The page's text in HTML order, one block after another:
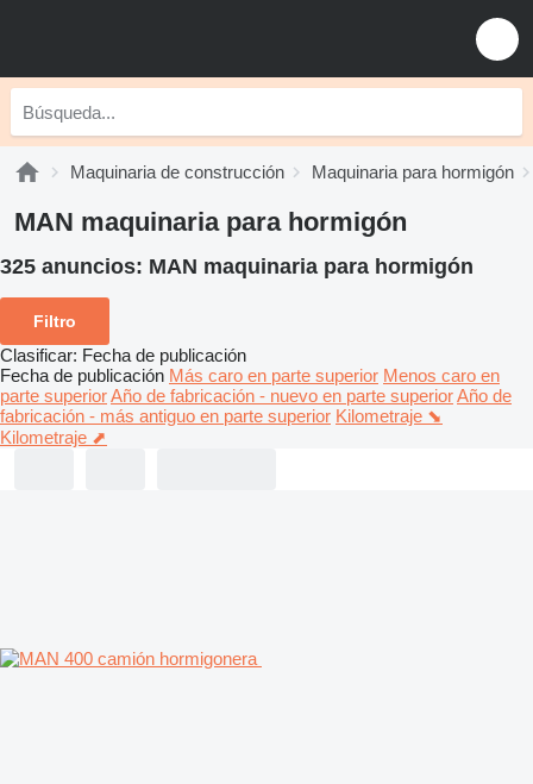
Maquinaria de construcción Maquinaria para hormigón
MAN maquinaria para hormigón
325 anuncios: MAN maquinaria para hormigón
Filtro
Clasificar: Fecha de publicación
Fecha de publicación Más caro en parte superior Menos caro en
parte superiorAño de fabricación - nuevo en parte superiorAño de
fabricación - más antiguo en parte superior Kilometraje ⬊
Kilometraje ⬈